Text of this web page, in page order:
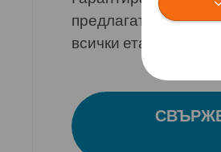
предлагат комфорт
всички етапи на